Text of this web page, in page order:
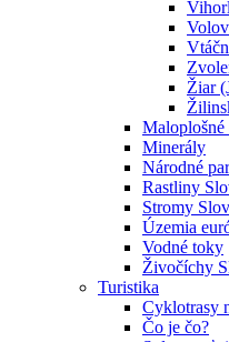
Žiar
Maloplošné
Minerály
Národné
Rastliny
Stromy
Územia
Vodné toky
Živočíchy
Turistika
Cyklotrasy
Čo je čo?